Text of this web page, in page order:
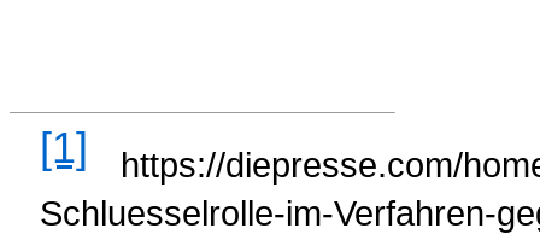
[1]
https://diepresse.com/
Schluesselrolle-im-Verfahren-